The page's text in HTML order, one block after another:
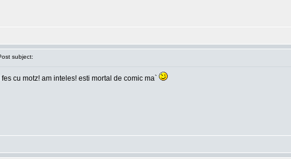
subject:
cu motz! am inteles! esti mortal de comic ma`